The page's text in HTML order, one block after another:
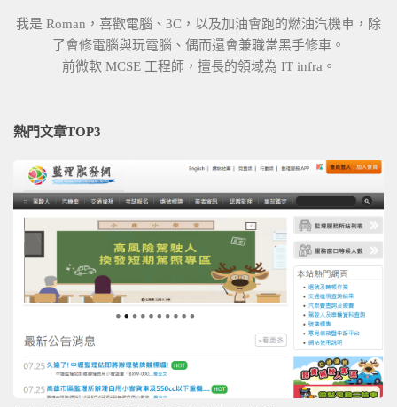
我是 Roman，喜歡電腦、3C，以及加油會跑的燃油汽機車，除
了會修電腦與玩電腦、偶而還會兼職當黑手修車。
前微軟 MCSE 工程師，擅長的領域為 IT infra。
熱門文章TOP3